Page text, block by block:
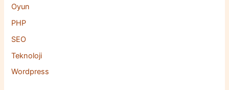
Oyun
PHP
SEO
Teknoloji
Wordpress